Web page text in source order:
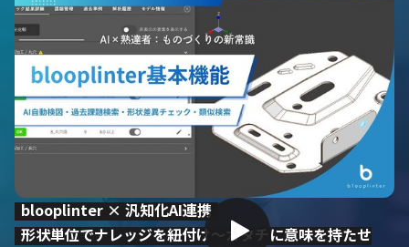
blooplinter × 汎知化AI連携
形状単位でナレッジを紐付け〜カタチに意味を持たせ